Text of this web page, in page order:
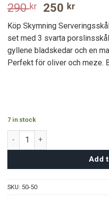
290kr
Original
price
was:
290 kr.
250 krCurrent
price
is:
250
Köp Skymning
set med 3 svarta
gyllene bladskedar och en
Perfekt för oliver och meze.
7 in stock
Skymning Serveringsskålar
Add
SKU: 50-50